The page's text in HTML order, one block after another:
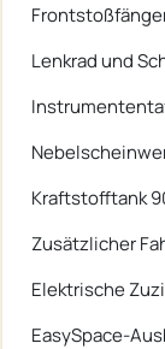
Lenkrad und
Kraftstofftank
Zusätzlicher
Elektrische
EasySpace-